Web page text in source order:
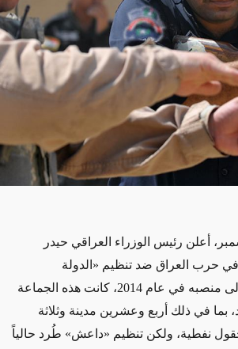
أعلن رئيس الوزراء العراقي حيدر
في حرب العراق ضد تنظيم «الدولة
الإسلامية». وعندما تولى منصبه في عام 2014، كانت هذه الجماعة
بما في ذلك أربع وعشرين مدينة وثلاثة
نفطية، ولكن تنظيم «داعش» طُرد حالياً